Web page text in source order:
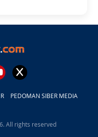
PEDOMAN SIBER MEDIA
All rights reserved